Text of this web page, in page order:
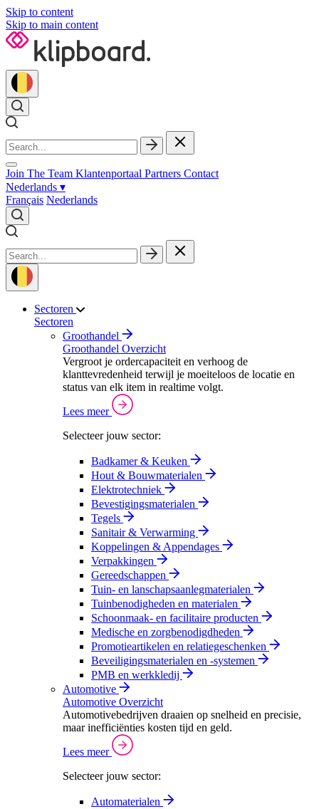
Skip to content
Skip to main content
Join The Team Klantenportaal Partners Contact
Nederlands ▾
Français Nederlands
Sectoren
Sectoren
Groothandel
Groothandel Overzicht
Vergroot je ordercapaciteit en verhoog de
klanttevredenheid terwijl je moeiteloos de locatie en
status van elk item in realtime volgt.
Lees meer
Selecteer jouw sector:
Badkamer & Keuken
Hout & Bouwmaterialen
Elektrotechniek
Bevestigingsmaterialen
Tegels
Sanitair & Verwarming
Koppelingen & Appendages
Verpakkingen
Gereedschappen
Tuin- en lanschapsaanlegmaterialen
Tuinbenodigheden en materialen
Schoonmaak- en facilitaire producten
Medische en zorgbenodigdheden
Promotieartikelen en relatiegeschenken
Beveiligingsmaterialen en -systemen
PMB en werkkledij
Automotive
Automotive Overzicht
Automotivebedrijven draaien op snelheid en precisie,
maar inefficiënties kosten tijd en geld.
Lees meer
Selecteer jouw sector:
Automaterialen